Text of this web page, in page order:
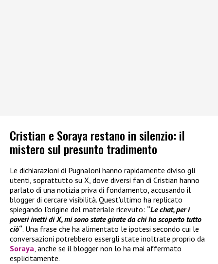
Cristian e Soraya restano in silenzio: il
mistero sul presunto tradimento
Le dichiarazioni di Pugnaloni hanno rapidamente diviso gli
utenti, soprattutto su X, dove diversi fan di Cristian hanno
parlato di una notizia priva di fondamento, accusando il
blogger di cercare visibilità. Quest’ultimo ha replicato
spiegando l’origine del materiale ricevuto: “Le chat, per i
poveri inetti di X, mi sono state girate da chi ha scoperto tutto
ciò“. Una frase che ha alimentato le ipotesi secondo cui le
conversazioni potrebbero essergli state inoltrate proprio da
Soraya, anche se il blogger non lo ha mai affermato
esplicitamente.